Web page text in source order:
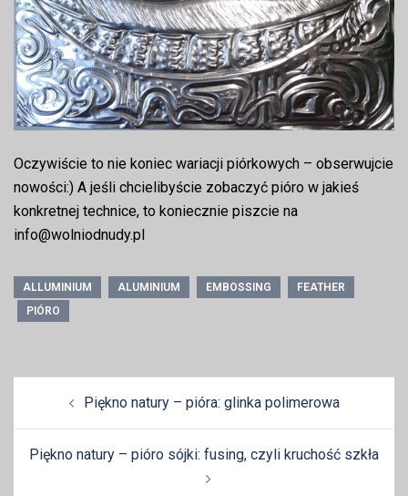
Oczywiście to nie koniec wariacji piórkowych – obserwujcie
nowości:) A jeśli chcielibyście zobaczyć pióro w jakieś
konkretnej technice, to koniecznie piszcie na
info@wolniodnudy.pl
ALLUMINIUM ALUMINIUM EMBOSSING
FEATHER
PIÓRO
Piękno natury – pióra: glinka polimerowa
Piękno natury – pióro sójki: fusing, czyli kruchość szkła